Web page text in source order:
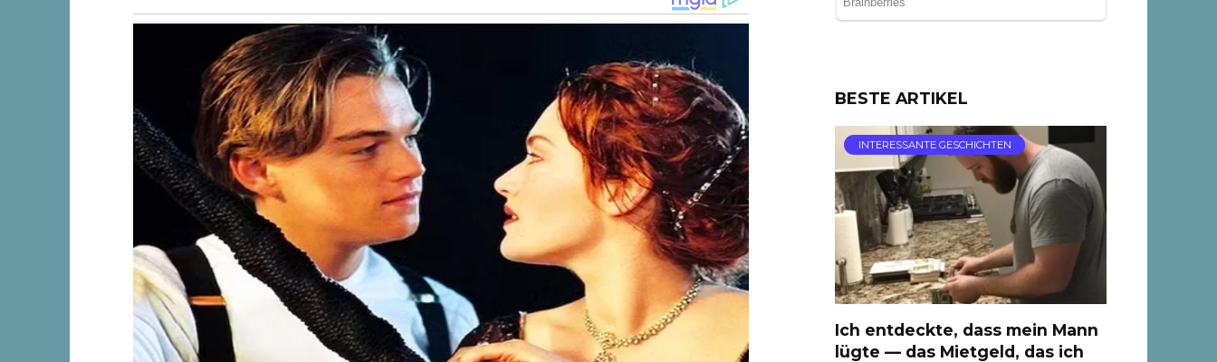
BESTE ARTIKEL
INTERESSANTE GESCHICHTEN
Ich entdeckte, dass mein Mann
lügte — das Mietgeld, das ich